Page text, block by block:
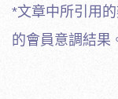
*文章中所引用
的會員意調結果